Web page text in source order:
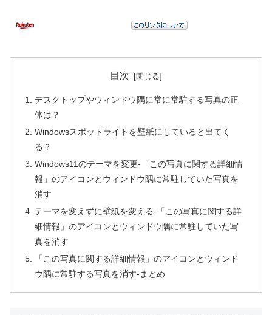
目次
デスクトップやウィンドウ隅に常に常駐する写真の正
体は？
Windowsスポットライトを壁紙にしていると出てく
る？
Windows11のテーマを変更-「この写真に関する詳細情
報」のアイコンとウィンドウ隅に常駐していた写真を
消す
テーマを変えずに壁紙を変える-「この写真に関する詳
細情報」のアイコンとウィンドウ隅に常駐していた写
真を消す
「この写真に関する詳細情報」のアイコンとウィンド
ウ隅に常駐する写真を消す-まとめ